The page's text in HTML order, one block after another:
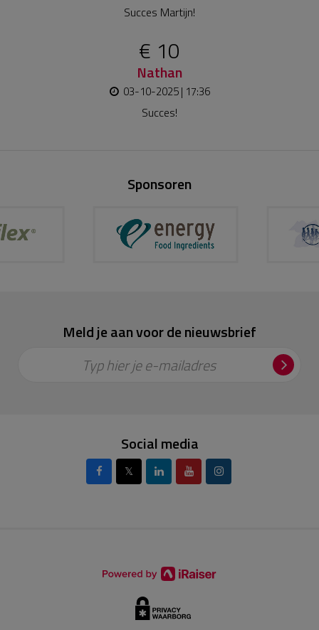
Succes Martijn!
€ 10
Nathan
03-10-2025 | 17:36
Succes!
Sponsoren
Meld je aan voor de nieuwsbrief
Typ hier je e-mailadres
Social media
𝕏